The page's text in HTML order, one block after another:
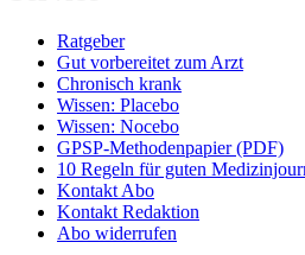
Ratgeber
Gut vorbereitet zum Arzt
Chronisch krank
Wissen: Placebo
Wissen: Nocebo
GPSP-Methodenpapier (PDF)
10 Regeln für guten
Kontakt Abo
Kontakt Redaktion
Abo widerrufen